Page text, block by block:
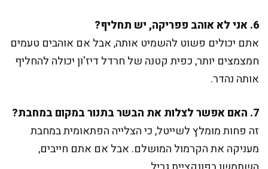
6. אני לא אוהב פפריקה, יש תחליף?
אתם יכולים פשוט להשמיט אותה, אבל אם אוהבים טעמים
חמצמצים יותר, כפית קטנה של חרדל דיז'ון יכולה להחליף
אותה נהדר.
7. האם אפשר לצלות את הבשר בתנור במקום במחבת?
זה פחות מומלץ לשייטל, כי הצלייה הפתאומית במחבת
מעניקה את הקרמול המושלם. אבל אם אתם חייבים,